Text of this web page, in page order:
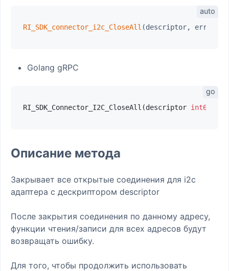
RI_SDK_connector_i2c_CloseAll
Golang gRPC
RI_SDK_Connector_I2C_CloseAll(descriptor int64
Описание метода
Закрывает все открытые соединения для i2c
адаптера с дескриптором descriptor
После закрытия соединения по данному адресу,
функции чтения/записи для всех адресов будут
возвращать ошибку.
Для того, чтобы продолжить использовать